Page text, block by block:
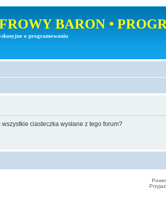
BARON •
o programowaniu
ciasteczka wysłane z tego forum?